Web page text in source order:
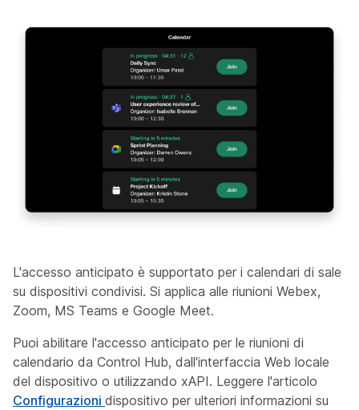
L'accesso anticipato è supportato per i calendari di sale
su dispositivi condivisi. Si applica alle riunioni Webex,
Zoom, MS Teams e Google Meet.
Puoi abilitare l'accesso anticipato per le riunioni di
calendario da Control Hub, dall'interfaccia Web locale
del dispositivo o utilizzando xAPI. Leggere l'articolo
Configurazioni dispositivo per ulteriori informazioni su